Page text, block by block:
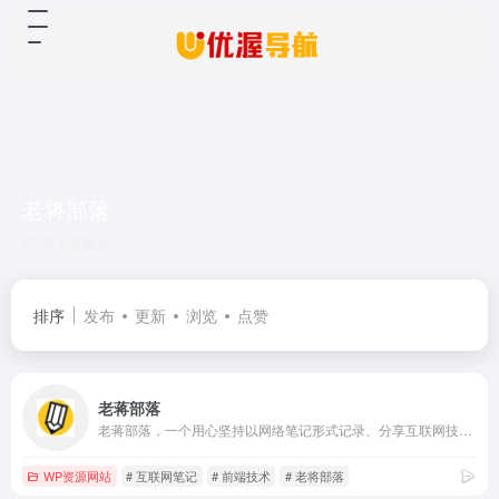
排序 发布 更新 浏览 点赞
老蒋部落
WP资源网站 # 互联网笔记 # 前端技术 # 老将部落